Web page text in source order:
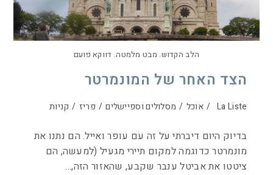
הלב הקדוש. מבט מלמטה. דווקא פועם
הצד האחר של המונמרטר
La Liste
/ אוכל / מסלולים וספיישלים / פריז / קניות
בדיוק היום דיברתי על זה עם עופר ואייל. הם נתנו את
מונמרטר כדוגמה למקום תיירי מגעיל (למעשה, הם
ציטטו את אביטל ענבר שקבע, שהאזור הזה,…